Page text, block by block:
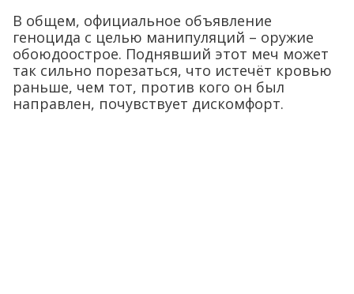
В общем, официальное объявление
геноцида с целью манипуляций – оружие
обоюдоострое. Поднявший этот меч может
так сильно порезаться, что истечёт кровью
раньше, чем тот, против кого он был
направлен, почувствует дискомфорт.